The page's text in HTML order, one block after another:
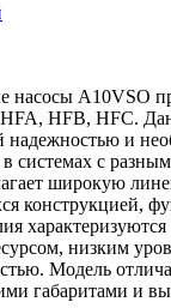
насосы A10VSO
HFB, HFC.
надежностью и
системах с
широкую
конструкцией,
низким
Модель
габаритами и